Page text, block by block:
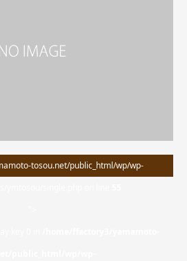
tosou.net/public_html/wp/wp-